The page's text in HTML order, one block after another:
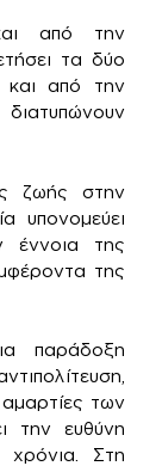
από την
τα δύο
και από την
ζωής στην
υπονομεύει
έννοια της
της
παράδοξη
των
την ευθύνη
χρόνια. Στη